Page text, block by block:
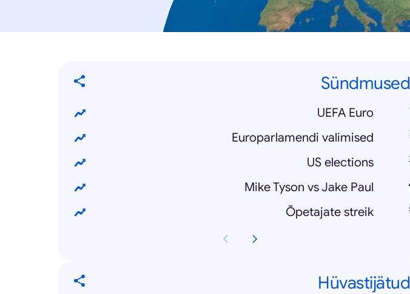
Sündmused
UEFA Euro
Europarlamendi valimised
US elections
Mike Tyson vs Jake Paul
Õpetajate streik
Hüvastijätud